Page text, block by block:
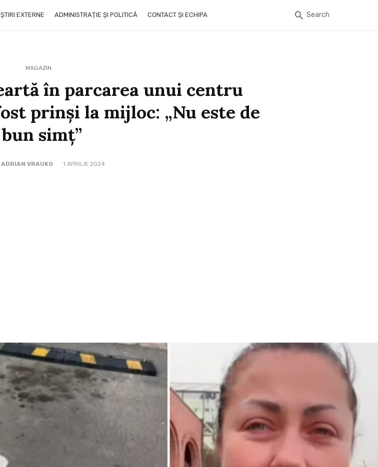
ȘTIRI EXTERNE ADMINISTRAȚIE ȘI POLITICĂ CONTACT ȘI ECHIPA Search
MAGAZIN
în parcarea unui centru
prinși la mijloc: „Nu este de
bun simț”
ADRIAN VRAUKO 1 APRILIE 2024